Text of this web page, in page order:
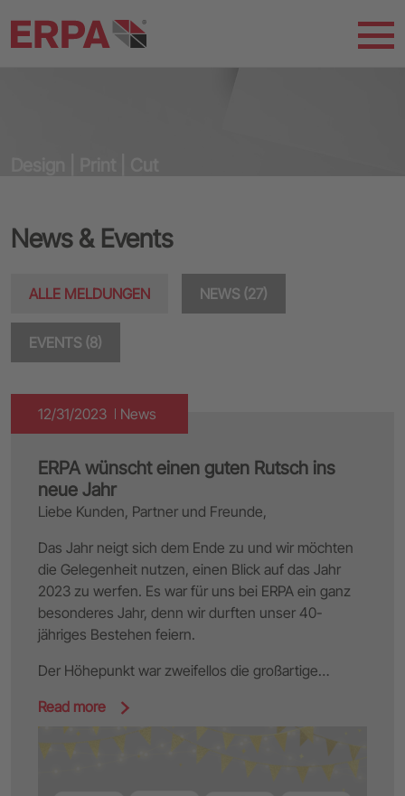
News & Events
ALLE MELDUNGEN NEWS (27)
EVENTS (8)
12/31/2023 News
ERPA wünscht einen guten Rutsch ins
neue Jahr
Liebe Kunden, Partner und Freunde,
Das Jahr neigt sich dem Ende zu und wir möchten
die Gelegenheit nutzen, einen Blick auf das Jahr
2023 zu werfen. Es war für uns bei ERPA ein ganz
besonderes Jahr, denn wir durften unser 40-
jähriges Bestehen feiern.
Der Höhepunkt war zweifellos die großartige…
Read more